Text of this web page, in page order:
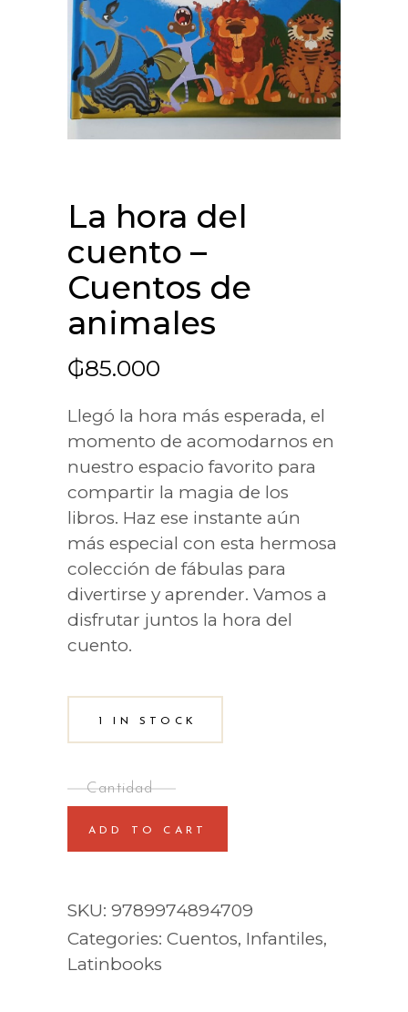
La hora del
cuento –
Cuentos de
animales
₲85.000
Llegó la hora más esperada, el
momento de acomodarnos en
nuestro espacio favorito para
compartir la magia de los
libros. Haz ese instante aún
más especial con esta hermosa
colección de fábulas para
divertirse y aprender. Vamos a
disfrutar juntos la hora del
cuento.
1 IN STOCK
ADD TO CART
SKU: 9789974894709
Categories: Cuentos, Infantiles,
Latinbooks